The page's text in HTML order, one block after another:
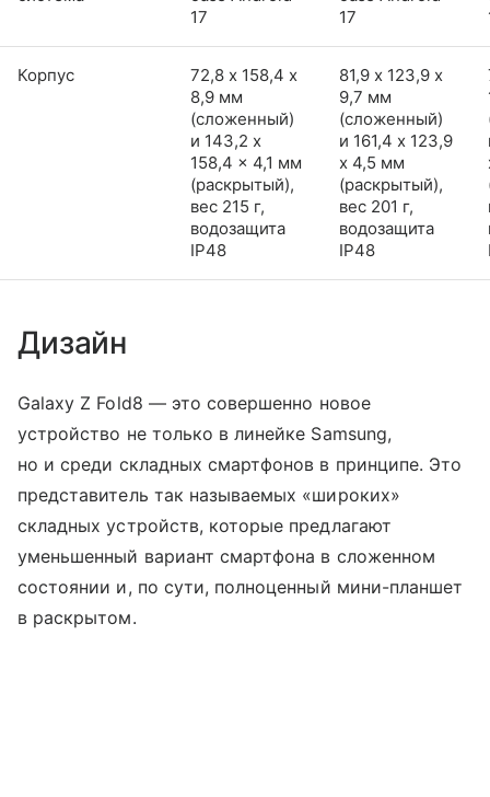
17
17
Корпус
72,8 х 158,4 х
8,9 мм
(сложенный)
и 143,2 x
158,4 x 4,1 мм
(раскрытый),
вес 215 г,
водозащита
IP48
81,9 х 123,9 х
9,7 мм
(сложенный)
и 161,4 x 123,9
x 4,5 мм
(раскрытый),
вес 201 г,
водозащита
IP48
Дизайн
Galaxy Z Fold8 — это совершенно новое
устройство не только в линейке Samsung,
но и среди складных смартфонов в принципе. Это
представитель так называемых «широких»
складных устройств, которые предлагают
уменьшенный вариант смартфона в сложенном
состоянии и, по сути, полноценный мини-планшет
в раскрытом.